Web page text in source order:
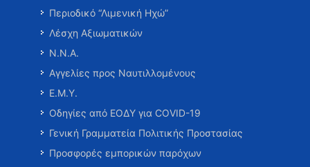
Περιοδικό “Λιμενική Ηχώ”
Λέσχη Αξιωματικών
Ν.Ν.Α.
Αγγελίες προς Ναυτιλλομένους
Ε.Μ.Υ.
Οδηγίες από ΕΟΔΥ για COVID-19
Γενική Γραμματεία Πολιτικής Προστασίας
Προσφορές εμπορικών παρόχων